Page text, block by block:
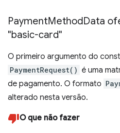
PaymentMethodData
"basic-card"
O primeiro argumento do
PaymentRequest() é uma
de pagamento. O formato
alterado nesta versão.
O que não fazer